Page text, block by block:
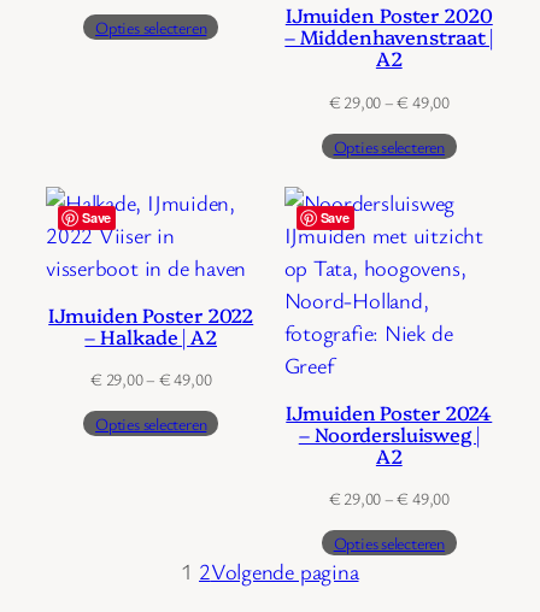
tot
Opties selecteren
IJmuiden Poster 2020
– Middenhavenstraat |
A2
€ 29,00–€ 49,00Prijsklasse:
tot
Opties selecteren
Save
IJmuiden Poster 2022
– Halkade | A2
€ 29,00– €49,00Prijsklasse:
tot
Opties selecteren
Save
IJmuiden Poster 2024
– Noordersluisweg |
A2
€ 29,00–€ 49,00Prijsklasse:
tot
Opties selecteren
1 2Volgende pagina